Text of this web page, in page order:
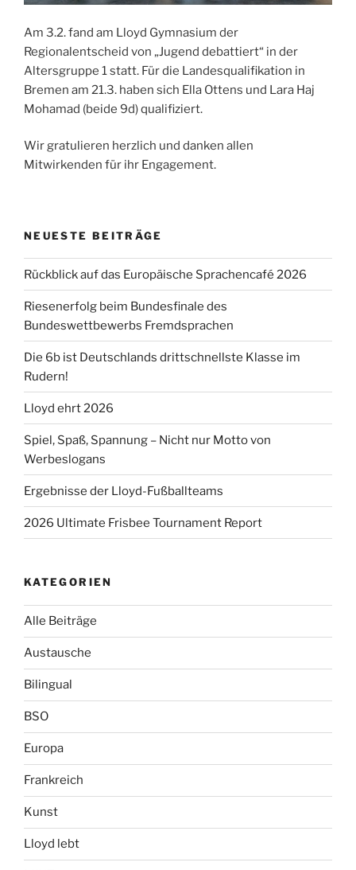
Am 3.2. fand am Lloyd Gymnasium der
Regionalentscheid von „Jugend debattiert“ in der
Altersgruppe 1 statt. Für die Landesqualifikation in
Bremen am 21.3. haben sich Ella Ottens und Lara Haj
Mohamad (beide 9d) qualifiziert.
Wir gratulieren herzlich und danken allen
Mitwirkenden für ihr Engagement.
NEUESTE BEITRÄGE
Rückblick auf das Europäische Sprachencafé 2026
Riesenerfolg beim Bundesfinale des
Bundeswettbewerbs Fremdsprachen
Die 6b ist Deutschlands drittschnellste Klasse im
Rudern!
Lloyd ehrt 2026
Spiel, Spaß, Spannung – Nicht nur Motto von
Werbeslogans
Ergebnisse der Lloyd-Fußballteams
2026 Ultimate Frisbee Tournament Report
KATEGORIEN
Alle Beiträge
Austausche
Bilingual
BSO
Europa
Frankreich
Kunst
Lloyd lebt